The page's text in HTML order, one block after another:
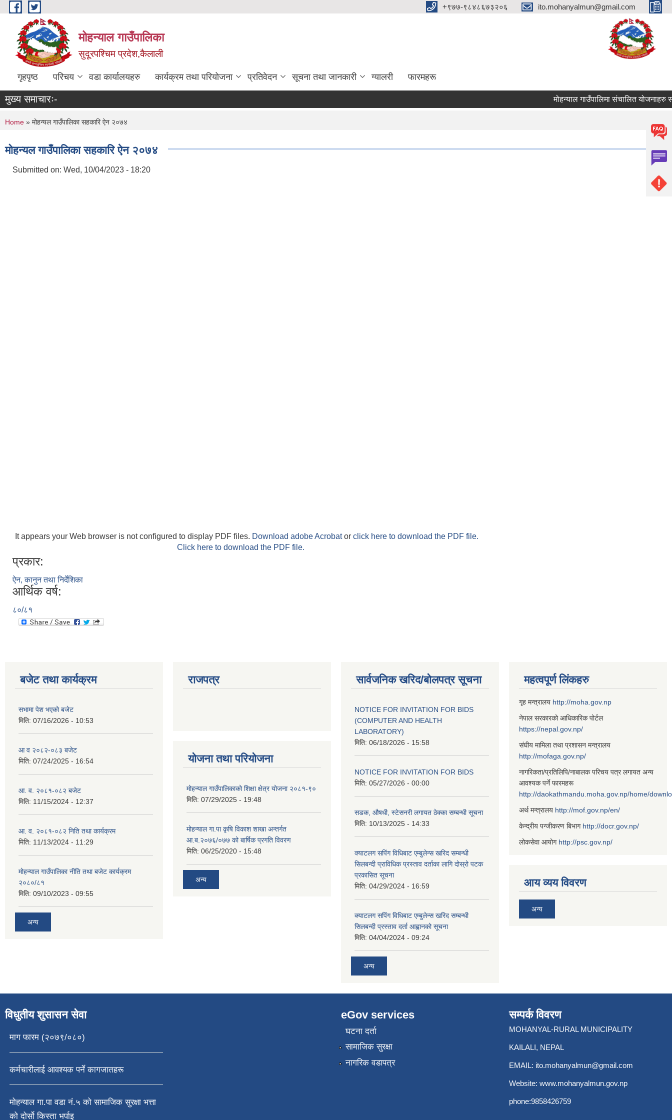
Skip to main content +९७७-९८४८६७३२०६ ito.mohanyalmun@gmail.com
मोहन्याल गाउँपालिका
सुदूरपश्चिम प्रदेश,कैलाली
गृहपृष्ठ परिचय वडा कार्यालयहरु कार्यक्रम तथा परियोजना प्रतिवेदन सूचना तथा जानकारी ग्यालरी फारमहरू
मुख्य समाचारः- मोहन्याल गाउँपालिमा संचालित योजनाहरु
You are here
Home » मोहन्यल गाउँपालिका सहकारि ऐन २०७४
मोहन्यल गाउँपालिका सहकारि ऐन २०७४
Submitted on: Wed, 10/04/2023 - 18:20
It appears your Web browser is not configured to display PDF files. Download adobe Acrobator click here to download the PDF file.
Click here to download the PDF file.
प्रकार:
ऐन, कानुन तथा निर्देशिका
आर्थिक वर्ष:
८०/८१
बजेट तथा कार्यक्रम
सभामा पेश भएको बजेट
मिति: 07/16/2026 - 10:53
आ व २०८२-०८३ बजेट
मिति: 07/24/2025 - 16:54
आ. व. २०८१-०८२ बजेट
मिति: 11/15/2024 - 12:37
आ. व. २०८१-०८२ निति तथा कार्यक्रम
मिति: 11/13/2024 - 11:29
मोहन्याल गाउँपालिका नीति तथा बजेट कार्यक्रम
२०८०/८१
मिति: 09/10/2023 - 09:55
अन्य
राजपत्र
योजना तथा परियोजना
मोहन्याल गाउँपालिकाको शिक्षा क्षेत्र योजना २०८१-९०
मिति: 07/29/2025 - 19:48
मोहन्याल गा.पा कृषि विकाश शाखा अन्तर्गत
आ.ब.२०७६/०७७ को बार्षिक प्रगति विवरण
मिति: 06/25/2020 - 15:48
अन्य
सार्वजनिक खरिद/बोलपत्र सूचना
NOTICE FOR INVITATION FOR BIDS
(COMPUTER AND HEALTH
LABORATORY)
मिति: 06/18/2026 - 15:58
NOTICE FOR INVITATION FOR BIDS
मिति: 05/27/2026 - 00:00
सडक, औषधी, स्टेसनरी लगायत ठेक्का सम्बन्धी सूचना
मिति: 10/13/2025 - 14:33
क्याटलग सपिंग विधिबाट एम्बुलेन्स खरिद सम्बन्धी
सिलबन्दी प्राविधिक प्रस्ताव दर्ताका लागि दोस्रो पटक
प्रकासित सूचना
मिति: 04/29/2024 - 16:59
क्याटलग सपिंग विधिबाट एम्बुलेन्स खरिद सम्बन्धी
सिलबन्दी प्रस्ताव दर्ता आह्वानको सूचना
मिति: 04/04/2024 - 09:24
अन्य
महत्वपूर्ण लिंकहरु
गृह मन्त्रालय http://moha.gov.np
नेपाल सरकारको आधिकारिक पोर्टल
https://nepal.gov.np/
संघीय मामिला तथा प्रशासन मन्त्रालय
http://mofaga.gov.np/
नागरिकता/प्रतिलिपि/नाबालक परिचय पत्र लगायत अन्य
आवश्यक पर्ने फारमहरू
http://daokathmandu.moha.gov.np/home/
अर्थ मन्त्रालय http://mof.gov.np/en/
केन्द्रीय पन्जीकरण बिभाग http://docr.gov.np/
लोकसेवा आयोग http://psc.gov.np/
आय व्यय विवरण
अन्य
विधुतीय शुसासन सेवा
माग फारम (२०७९/०८०)
कर्मचारीलाई आवश्यक पर्ने कागजातहरू
मोहन्याल गा.पा वडा नं.५ को सामाजिक सुरक्षा भत्ता
को दोर्सो किस्ता भर्पाइ
eGov services
घटना दर्ता
सामाजिक सुरक्षा
नागरिक वडापत्र
सम्पर्क विवरण
MOHANYAL-RURAL MUNICIPALITY
KAILALI, NEPAL
EMAIL: ito.mohanyalmun@gmail.com
Website: www.mohanyalmun.gov.np
phone:9858426759